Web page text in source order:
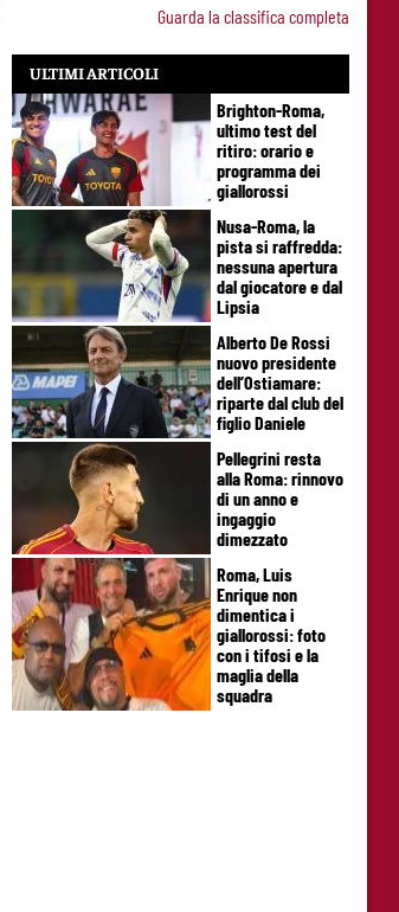
Guarda la classifica completa
ULTIMI ARTICOLI
Brighton-Roma,
ultimo test del
ritiro: orario e
programma dei
giallorossi
Nusa-Roma, la
pista si raffredda:
nessuna apertura
dal giocatore e dal
Lipsia
Alberto De Rossi
nuovo presidente
dell’Ostiamare:
riparte dal club del
figlio Daniele
Pellegrini resta
alla Roma: rinnovo
di un anno e
ingaggio
dimezzato
Roma, Luis
Enrique non
dimentica i
giallorossi: foto
con i tifosi e la
maglia della
squadra